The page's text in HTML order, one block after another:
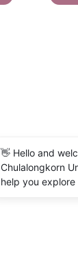
👋 Hello and
Chulalongkorn
help you